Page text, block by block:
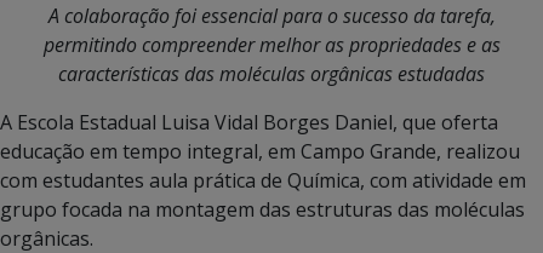
A colaboração foi essencial para o sucesso da tarefa,
permitindo compreender melhor as propriedades e as
características das moléculas orgânicas estudadas
A Escola Estadual Luisa Vidal Borges Daniel, que oferta
educação em tempo integral, em Campo Grande, realizou
com estudantes aula prática de Química, com atividade em
grupo focada na montagem das estruturas das moléculas
orgânicas.